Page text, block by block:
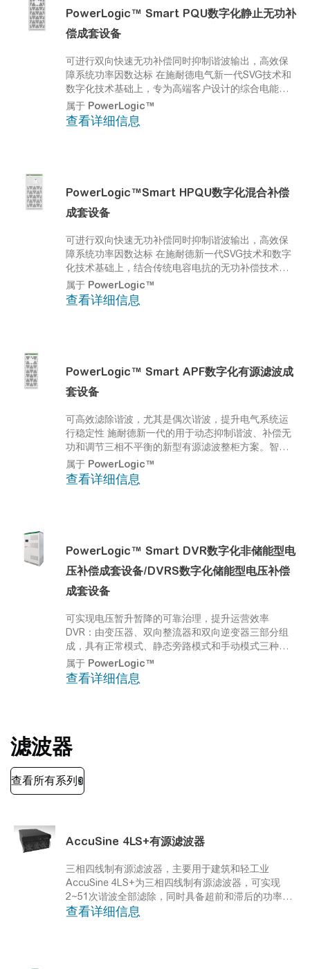
PowerLogic™ Smart PQU数字化静止无功补
偿成套设备
可进行双向快速无功补偿同时抑制谐波输出，高效保
障系统功率因数达标 在施耐德电气新一代SVG技术和
数字化技术基础上，专为高端客户设计的综合电能质
量治理原厂柜方案。可在补偿功率因数的功能之外，
同时兼有三相不平衡治理以及 2-25 次谐波滤除的功
能。
属于 PowerLogic™
查看详细信息
PowerLogic™Smart HPQU数字化混合补偿
成套设备
可进行双向快速无功补偿同时抑制谐波输出，高效保
障系统功率因数达标 在施耐德新一代SVG技术和数字
化技术基础上，结合传统电容电抗的无功补偿技术，
专为高端客户设计的一款高性价比无功补偿解决方
案。将有源与无源补偿技术有机结合，突破传统应
用，在有效降低成本的同时，实现优秀的无功补偿效
属于 PowerLogic™
查看详细信息
PowerLogic™ Smart APF数字化有源滤波成
套设备
可高效滤除谐波，尤其是偶次谐波，提升电气系统运
行稳定性 施耐德新一代的用于动态抑制谐波、补偿无
功和调节三相不平衡的新型有源滤波整柜方案。智能
低压有源滤波成套设备具有电压和频率输入范围更
广、鲁棒性更强、偶次谐波滤除能力更卓越、响应时
间更迅速、交付更快捷等优点。可广泛用于半导体、
属于 PowerLogic™
查看详细信息
PowerLogic™ Smart DVR数字化非储能型电
压补偿成套设备/DVRS数字化储能型电压补偿
成套设备
可实现电压暂升暂降的可靠治理，提升运营效率
DVR：由变压器、双向整流器和双向逆变器三部分组
成，具有正常模式、静态旁路模式和手动模式三种工
作模式，以满足工业生产过程的要求，是一种在线式
补偿器。它不仅旨在消除电压暂降，同时还能有效治
理其它电能质量问题，例如：波动、闪烁效应、过压
属于 PowerLogic™
查看详细信息
滤波器
AccuSine 4LS+有源滤波器
三相四线制有源滤波器，主要用于建筑和轻工业
AccuSine 4LS+为三相四线制有源滤波器，可实现
2~51次谐波全部滤除，同时具备超前和滞后的功率因
数校正功能，可将三相不平衡负荷调整至平衡。
查看详细信息